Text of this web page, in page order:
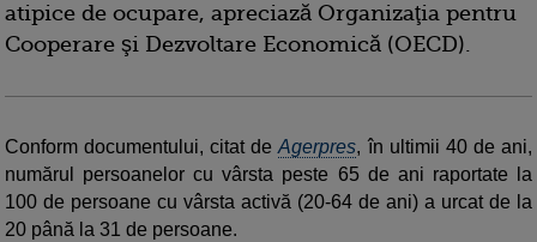
atipice de ocupare, apreciază Organizaţia pentru
Cooperare şi Dezvoltare Economică (OECD).
Conform documentului, citat deAgerpres, în ultimii 40 de ani,
numărul persoanelor cu vârsta peste 65 de ani raportate la
100 de persoane cu vârsta activă (20-64 de ani) a urcat de la
20 până la 31 de persoane.